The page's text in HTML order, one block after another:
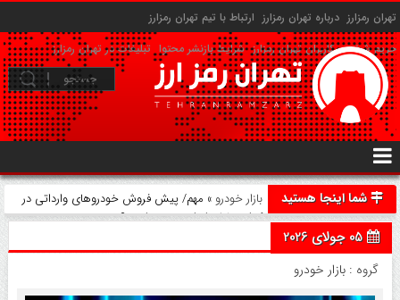
تهران رمزارز درباره تهران رمزارز ارتباط با تیم تهران رمزارز
حریم شخصی کاربران تهران رمزارز شرایط بازنشر محتوا تبلیغات در تهران رمزارز
شما اینجا هستید بازار خودرو » مهم/ پیش فروش خودروهای وارداتی در
کدام مناطق ایران ممنوع است؟
05 جولای 2026
گروه :بازار خودرو